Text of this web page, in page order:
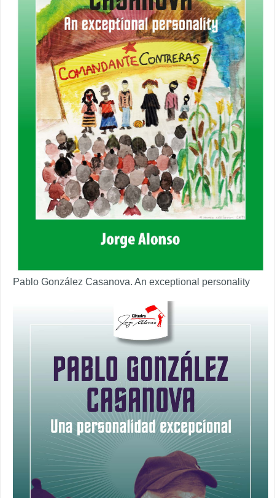
Pablo González Casanova. An exceptional personality